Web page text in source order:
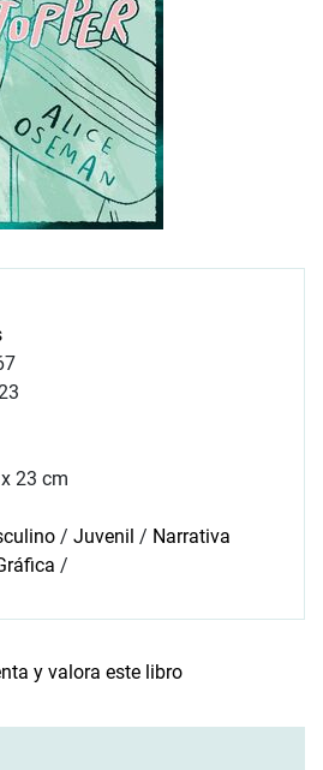
23 cm
/ Juvenil / Narrativa
/
y valora este libro